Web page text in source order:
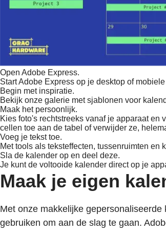
Open Adobe Express.
Start Adobe Express op je desktop of
Begin met inspiratie.
Bekijk onze galerie met sjablonen voor
Maak het persoonlijk.
Kies foto's rechtstreeks vanaf je apparaat en
cellen toe aan de tabel of verwijder ze,
Voeg je tekst toe.
Met tools als teksteffecten, tussenruimten
Sla de kalender op en deel deze.
Je kunt de voltooide kalender direct op je
Maak je eigen
Met onze makkelijke
gebruiken om aan de slag te gaan.